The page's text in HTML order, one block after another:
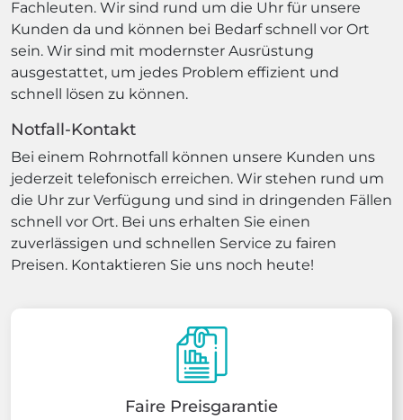
Fachleuten. Wir sind rund um die Uhr für unsere
Kunden da und können bei Bedarf schnell vor Ort
sein. Wir sind mit modernster Ausrüstung
ausgestattet, um jedes Problem effizient und
schnell lösen zu können.
Notfall-Kontakt
Bei einem Rohrnotfall können unsere Kunden uns
jederzeit telefonisch erreichen. Wir stehen rund um
die Uhr zur Verfügung und sind in dringenden Fällen
schnell vor Ort. Bei uns erhalten Sie einen
zuverlässigen und schnellen Service zu fairen
Preisen. Kontaktieren Sie uns noch heute!
Faire Preisgarantie